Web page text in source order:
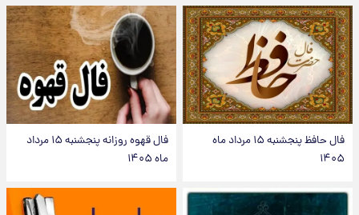
فال حافظ پنجشنبه ۱۵ مرداد ماه
۱۴۰۵
فال قهوه روزانه پنجشنبه ۱۵ مرداد
ماه ۱۴۰۵